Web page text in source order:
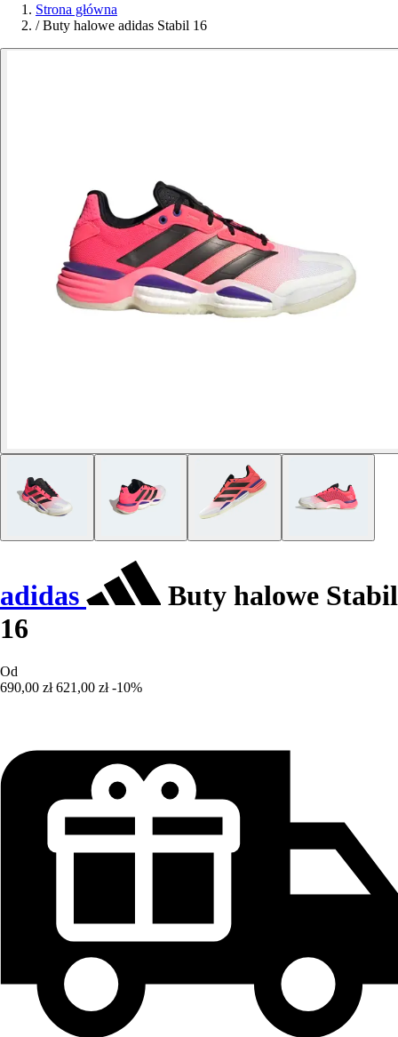
Strona główna
/ Buty halowe adidas Stabil 16
adidas
Buty halowe Stabil
16
Od
690,00 zł 621,00 zł -10%